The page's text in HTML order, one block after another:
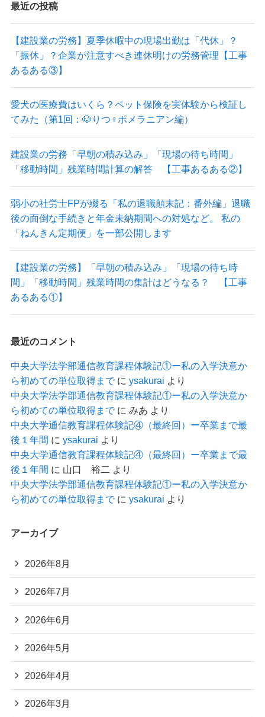
最近の投稿
【建設業の労務】夏季休暇中の現場出勤は「代休」？
「振休」？企業が注意すべき連休明けの労務管理【工事
あるある③】
愛犬の医療費はいくら？ペット保険を実体験から検証し
てみた（第1回：🐶りつ♀ポメラニアン編）
建設業の労務「早朝の積み込み」「現場の待ち時間」
「移動時間」残業時間計算の解答 【工事あるある②】
弱小の社労士FPが綴る「私の退職顛末記：番外編」退職
後の面倒な手続きと年金未納期間への対処など。 私の
「ねんきん定期便」を一部公開します
【建設業の労務】「早朝の積み込み」「現場の待ち時
間」「移動時間」残業時間の集計はどうなる？ 【工事
あるある①】
最近のコメント
中央大学法学部通信教育課程体験記①ー私の入学決意か
ら初めての単位取得までに ysakurai より
中央大学法学部通信教育課程体験記①ー私の入学決意か
ら初めての単位取得までに みあ より
中央大学通信教育課程体験記④（最終回）ー卒業まで最
後１年間 に ysakurai より
中央大学通信教育課程体験記④（最終回）ー卒業まで最
後１年間 に 山口 裕二 より
中央大学法学部通信教育課程体験記①ー私の入学決意か
ら初めての単位取得までに ysakurai より
アーカイブ
2026年8月
2026年7月
2026年6月
2026年5月
2026年4月
2026年3月